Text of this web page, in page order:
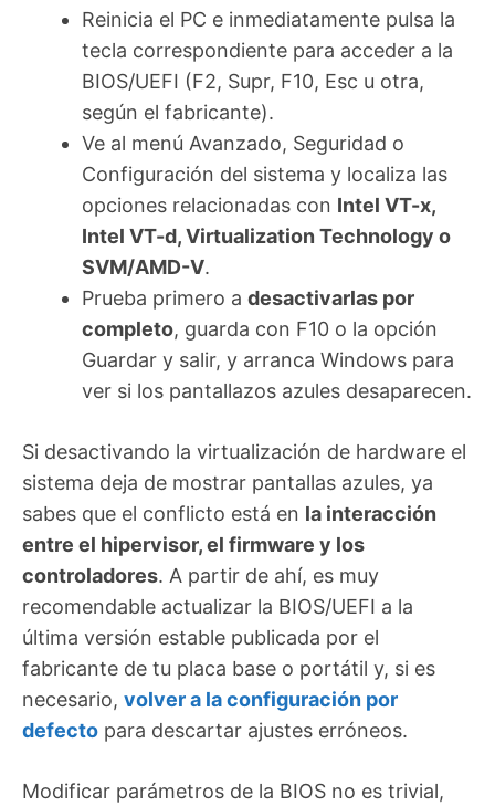
Reinicia el PC e inmediatamente pulsa la
tecla correspondiente para acceder a la
BIOS/UEFI (F2, Supr, F10, Esc u otra,
según el fabricante).
Ve al menú Avanzado, Seguridad o
Configuración del sistema y localiza las
opciones relacionadas con Intel VT-x,
Intel VT-d, Virtualization Technology o
SVM/AMD-V.
Prueba primero a desactivarlas por
completo, guarda con F10 o la opción
Guardar y salir, y arranca Windows para
ver si los pantallazos azules desaparecen.
Si desactivando la virtualización de hardware el
sistema deja de mostrar pantallas azules, ya
sabes que el conflicto está en la interacción
entre el hipervisor, el firmware y los
controladores. A partir de ahí, es muy
recomendable actualizar la BIOS/UEFI a la
última versión estable publicada por el
fabricante de tu placa base o portátil y, si es
necesario, volver a la configuración por
defecto para descartar ajustes erróneos.
Modificar parámetros de la BIOS no es trivial,